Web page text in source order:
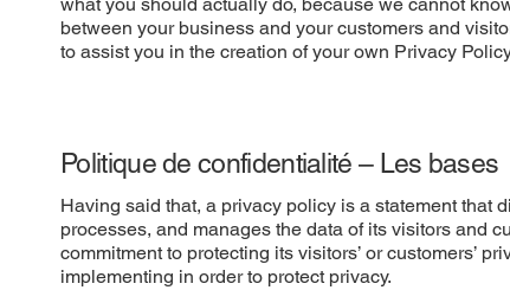
between your business and your customers and
to assist you in the creation of your own Privacy
Politique de confidentialité – Les bases
Having said that, a privacy policy is a statement that
processes, and manages the data of its visitors and
commitment to protecting its visitors’ or customers’
implementing in order to protect privacy.